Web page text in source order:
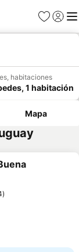
Favoritos
Iniciar
habitaciones
1 habitación
Mapa